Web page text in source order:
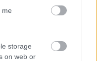
me
storage
on web or